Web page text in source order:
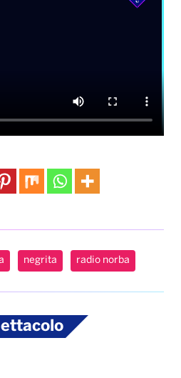
negrita radio norba